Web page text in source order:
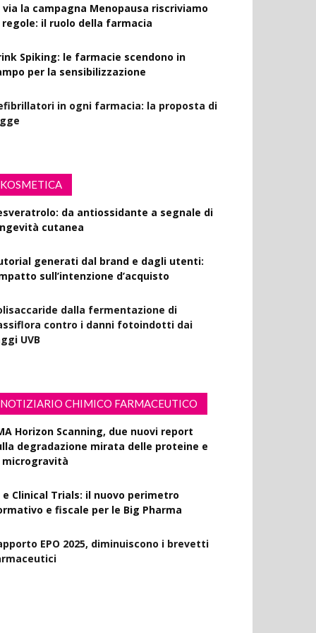
via la campagna Menopausa riscriviamo
regole: il ruolo della farmacia
Spiking: le farmacie scendono in
per la sensibilizzazione
in ogni farmacia: la proposta di
KOSMETICA
da antiossidante a segnale di
cutanea
generati dal brand e dagli utenti:
sull’intenzione d’acquisto
dalla fermentazione di
contro i danni fotoindotti dai
UVB
NOTIZIARIO CHIMICO FARMACEUTICO
Horizon Scanning, due nuovi report
degradazione mirata delle proteine e
microgravità
e Clinical Trials: il nuovo perimetro
e fiscale per le Big Pharma
EPO 2025, diminuiscono i brevetti